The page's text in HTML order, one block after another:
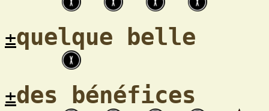
±quelque belle
±des bénéfices